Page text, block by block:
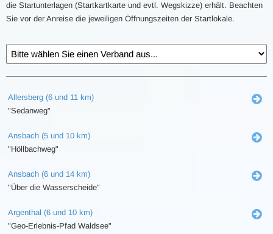
die Startunterlagen (Startkartkarte und evtl. Wegskizze) erhält. Beachten
Sie vor der Anreise die jeweiligen Öffnungszeiten der Startlokale.
Allersberg (6 und 11 km)
"Sedanweg"
Ansbach (5 und 10 km)
"Höllbachweg"
Ansbach (6 und 14 km)
"Über die Wasserscheide"
Argenthal (6 und 10 km)
"Geo-Erlebnis-Pfad Waldsee"